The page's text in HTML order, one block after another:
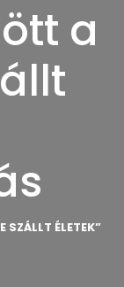
a
SZÁLLT ÉLETEK”